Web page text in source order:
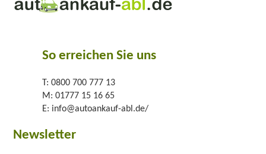
So erreichen Sie uns
T: 0800 700 777 13
M: 01777 15 16 65
E: info@autoankauf-abl.de/
Newsletter